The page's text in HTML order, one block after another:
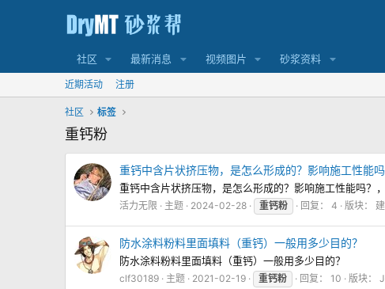
社区 最新消息 视频图片 砂浆资料
近期活动 注册
社区 标签
重钙粉
重钙中含片状挤压物，是怎么形成的？影响施工性能吗
重钙中含片状挤压物，是怎么形成的？影响施工性能吗？
活力无限 主题 2024-02-28 重钙粉 回复： 4 版块：
防水涂料粉料里面填料（重钙）一般用多少目的？
防水涂料粉料里面填料（重钙）一般用多少目的？
clf30189 主题 2021-02-19 重钙粉 回复： 10 版块：